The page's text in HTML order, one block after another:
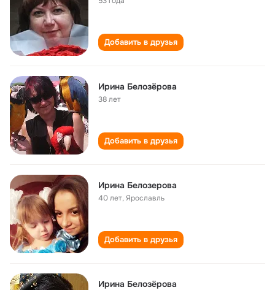
Добавить в друзья
Ирина Белозёрова
38 лет
Добавить в друзья
Ирина Белозерова
40 лет,Ярославль
Добавить в друзья
Ирина Белозёрова